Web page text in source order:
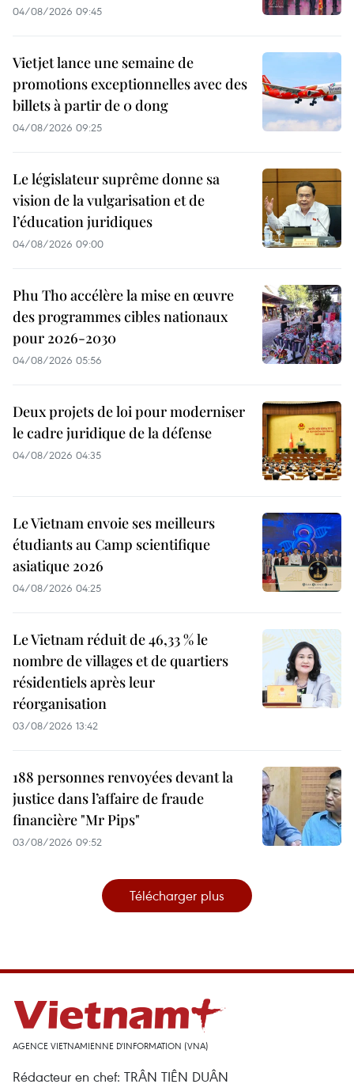
04/08/2026 09:45
Vietjet lance une semaine de
promotions exceptionnelles avec des
billets à partir de 0 dong
04/08/2026 09:25
Le législateur suprême donne sa
vision de la vulgarisation et de
l’éducation juridiques
04/08/2026 09:00
Phu Tho accélère la mise en œuvre
des programmes cibles nationaux
pour 2026-2030
04/08/2026 05:56
Deux projets de loi pour moderniser
le cadre juridique de la défense
04/08/2026 04:35
Le Vietnam envoie ses meilleurs
étudiants au Camp scientifique
asiatique 2026
04/08/2026 04:25
Le Vietnam réduit de 46,33 % le
nombre de villages et de quartiers
résidentiels après leur
réorganisation
03/08/2026 13:42
188 personnes renvoyées devant la
justice dans l’affaire de fraude
financière "Mr Pips"
03/08/2026 09:52
Télécharger plus
AGENCE VIETNAMIENNE D'INFORMATION (VNA)
Rédacteur en chef: TRÂN TIÊN DUÂN